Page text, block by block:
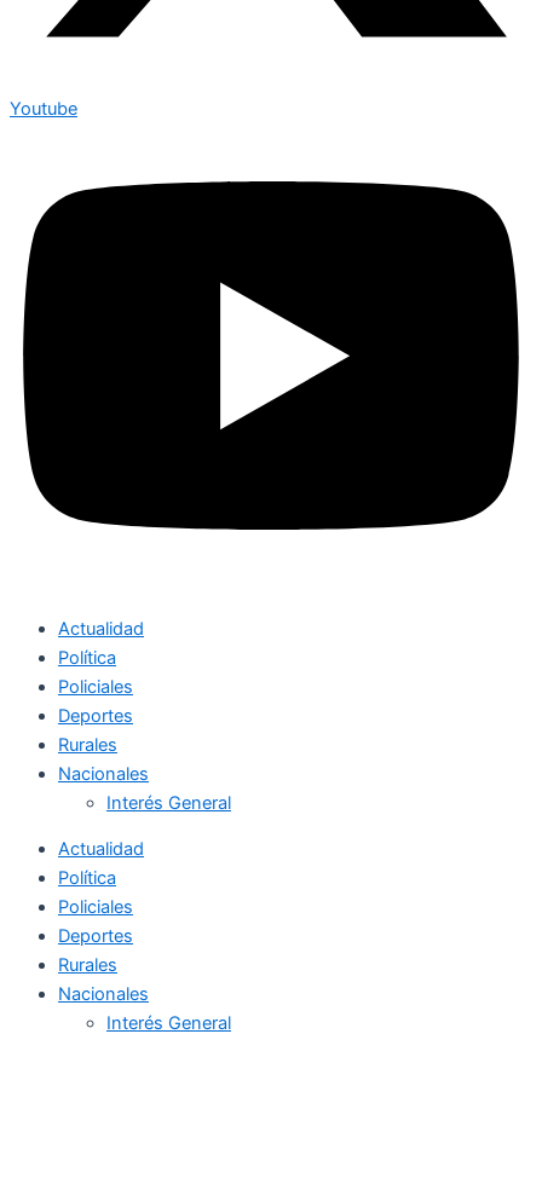
Youtube
Actualidad
Política
Policiales
Deportes
Rurales
Nacionales
Interés General
Actualidad
Política
Policiales
Deportes
Rurales
Nacionales
Interés General